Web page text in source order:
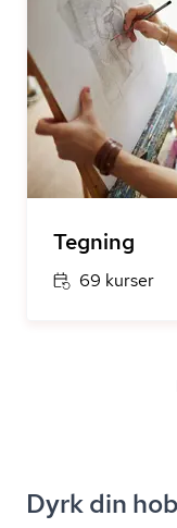
Tegning
69 kurser
Dyrk din